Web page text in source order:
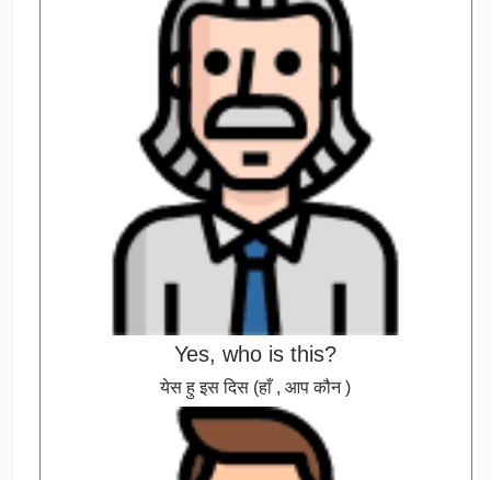
Yes, who is this?
येस हु इस दिस (हाँ , आप कौन )